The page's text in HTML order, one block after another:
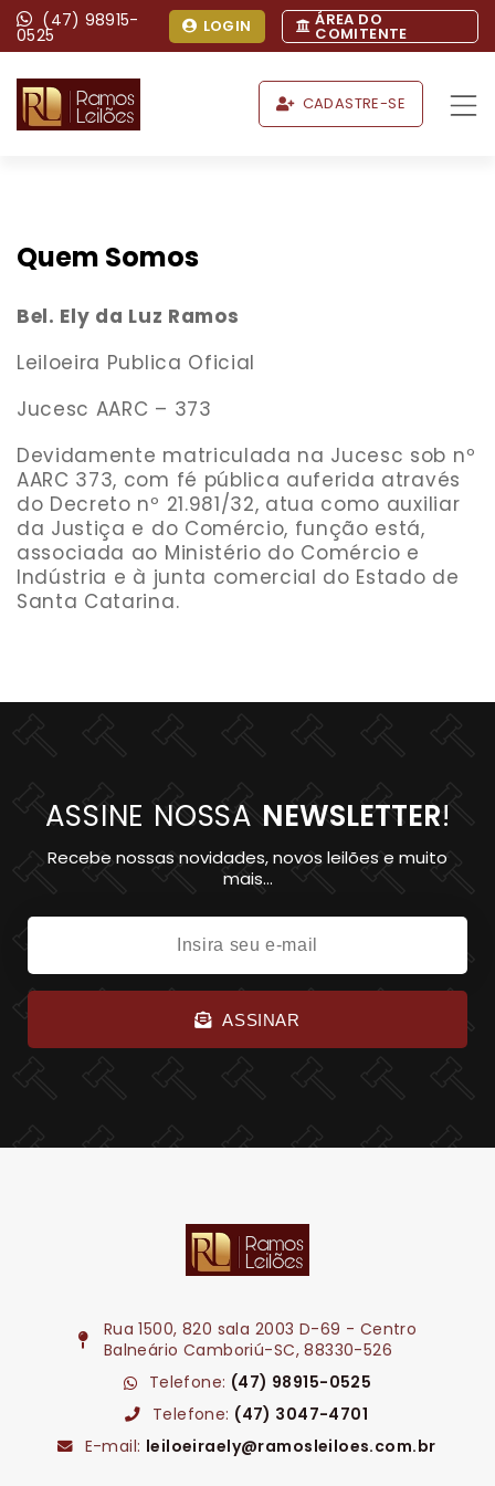
(47) 98915-
0525 LOGIN ÁREA DO
COMITENTE
CADASTRE-SE
Quem Somos
Bel. Ely da Luz Ramos
Leiloeira Publica Oficial
Jucesc AARC – 373
Devidamente matriculada na Jucesc sob nº
AARC 373, com fé pública auferida através
do Decreto nº 21.981/32, atua como auxiliar
da Justiça e do Comércio, função está,
associada ao Ministério do Comércio e
Indústria e à junta comercial do Estado de
Santa Catarina.
ASSINE NOSSA NEWSLETTER!
Recebe nossas novidades, novos leilões e muito
mais...
ASSINAR
Rua 1500, 820 sala 2003 D-69 - Centro
Balneário Camboriú-SC, 88330-526
Telefone: (47) 98915-0525
Telefone: (47) 3047-4701
E-mail: leiloeiraely@ramosleiloes.com.br